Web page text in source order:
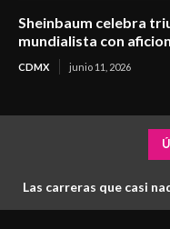
Sheinbaum celebra
mundialista con
CDMX junio 11, 2026
Las carreras que casi